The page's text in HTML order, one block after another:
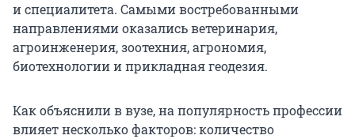
и специалитета. Самыми востребованными
направлениями оказались ветеринария,
агроинженерия, зоотехния, агрономия,
биотехнологии и прикладная геодезия.
Как объяснили в вузе, на популярность профессии
влияет несколько факторов: количество